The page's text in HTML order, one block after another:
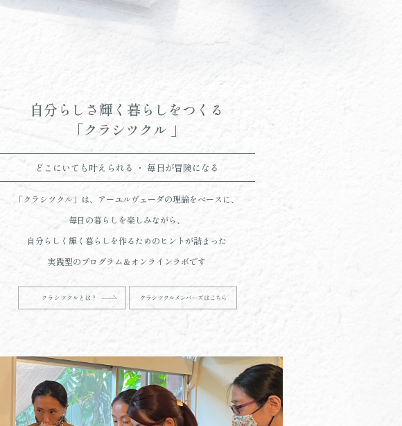
自分らしさ輝く暮らしをつくる
「クラシツクル 」
どこにいても叶えられる ・ 毎日が冒険になる
「クラシツクル」は、アーユルヴェーダの理論をベースに、
毎日の暮らしを楽しみながら、
自分らしく輝く暮らしを作るためのヒントが詰まった
実践型のプログラム＆オンラインラボです